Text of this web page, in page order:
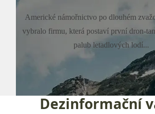
Americké námořnictvo po dlouhém
vybralo firmu, která postaví první dron-
palub letadlových lodí...
Dezinformační